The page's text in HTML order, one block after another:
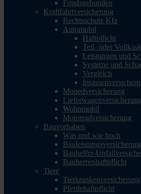
Fondsgebunden
Kraftfahrtversicherung
Rechtsschutz Kfz
Automobil
Haftpflicht
Teil- oder
Leistungen und
Systeme und
Vergleich
Mopedversicherung
Lieferwagenversicherung
Wohnmobil
Motorradversicherung
Bauvorhaben
Was und wie hoch
Bauhelfer-
Bauherrenhaftpflicht
Tiere
Tierkrankenversicherung
Pferdehaftpflicht